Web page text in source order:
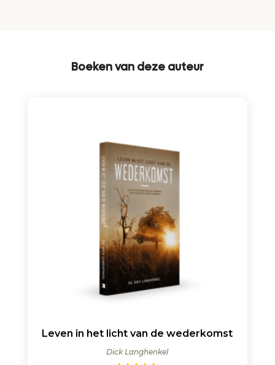
Boeken van deze auteur
Leven in het licht van de wederkomst
Dick Langhenkel